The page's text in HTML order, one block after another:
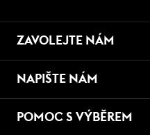
ZAVOLEJTE NÁM
NAPIŠTE NÁM
POMOC S VÝBĚREM